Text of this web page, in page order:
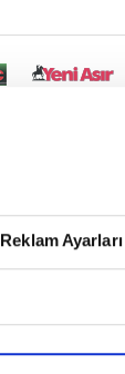
Reklam Ayarları